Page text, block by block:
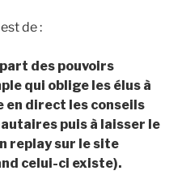
de :
des pouvoirs
qui oblige les élus à
direct les conseils
puis à laisser le
replay sur le site
celui-ci existe).